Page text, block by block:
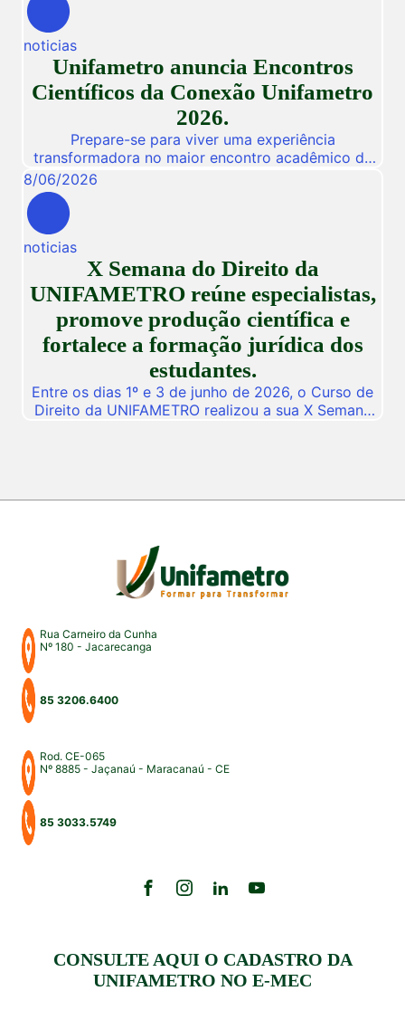
de 27 a 31 de julho, o Impulsiona Carreiras, uma
programação especial de férias composta por
workshops online e gratuitos voltados para alunos,
egressos e público interessado. […]
noticias
Unifametro anuncia Encontros
Científicos da Conexão Unifametro
2026.
Prepare-se para viver uma experiência
transformadora no maior encontro acadêmico da
nossa instituição! De 03 a 05 de Novembro de
2026, a Unifametro abre suas portas para a
Conexão Unifametro 2026, um evento presencial
dedicado a fomentar a inovação, a troca de
vivências profissionais e a disseminação de
descobertas científicas. Com o propósito central
de […]
8/06/2026
noticias
X Semana do Direito da
UNIFAMETRO reúne especialistas,
promove produção científica e
fortalece a formação jurídica dos
estudantes.
Entre os dias 1º e 3 de junho de 2026, o Curso de
Direito da UNIFAMETRO realizou a sua X Semana
professores, profissionais do Direito e convidados
Rua Carneiro da Cunha
Nº 180 - Jacarecanga
85 3206.6400
Rod. CE-065
Nº 8885 - Jaçanaú - Maracanaú - CE
85 3033.5749
CONSULTE AQUI O CADASTRO DA
UNIFAMETRO NO E-MEC